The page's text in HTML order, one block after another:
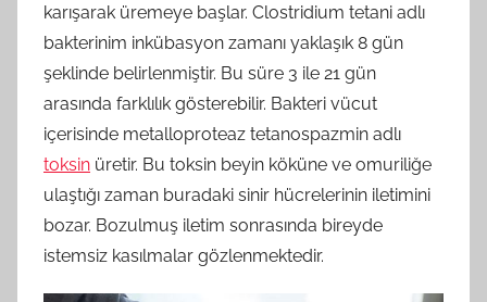
karışarak üremeye başlar. Clostridium tetani adlı
bakterinim inkübasyon zamanı yaklaşık 8 gün
şeklinde belirlenmiştir. Bu süre 3 ile 21 gün
arasında farklılık gösterebilir. Bakteri vücut
içerisinde metalloproteaz tetanospazmin adlı
toksin üretir. Bu toksin beyin köküne ve omuriliğe
ulaştığı zaman buradaki sinir hücrelerinin iletimini
bozar. Bozulmuş iletim sonrasında bireyde
istemsiz kasılmalar gözlenmektedir.